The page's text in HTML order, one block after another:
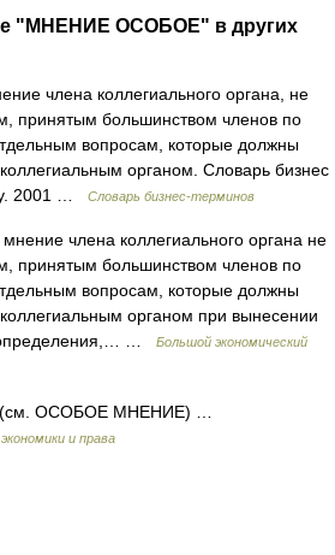
"МНЕНИЕ ОСОБОЕ" в других
члена коллегиального органа, не
принятым большинством членов по
вопросам, которые должны
органом. Словарь бизнес
2001 …
Словарь бизнес-терминов
члена коллегиального органа не
принятым большинством членов по
вопросам, которые должны
органом при вынесении
…
Большой экономический
ОСОБОЕ МНЕНИЕ) …
и права